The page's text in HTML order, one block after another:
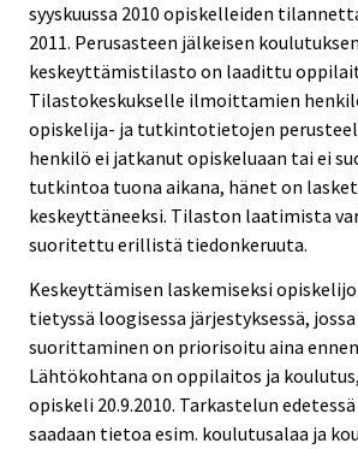
syyskuussa 2010 opiskelleiden
2011. Perusasteen jälkeisen koulutuksen
keskeyttämistilasto on laadittu
Tilastokeskukselle ilmoittamien
opiskelija- ja tutkintotietojen
henkilö ei jatkanut opiskeluaan tai ei
tutkintoa tuona aikana, hänet on
keskeyttäneeksi. Tilaston laatimista
suoritettu erillistä tiedonkeruuta.
Keskeyttämisen laskemiseksi
tietyssä loogisessa järjestyksessä,
suorittaminen on priorisoitu aina
Lähtökohtana on oppilaitos ja
opiskeli 20.9.2010. Tarkastelun
saadaan tietoa esim. koulutusalaa ja